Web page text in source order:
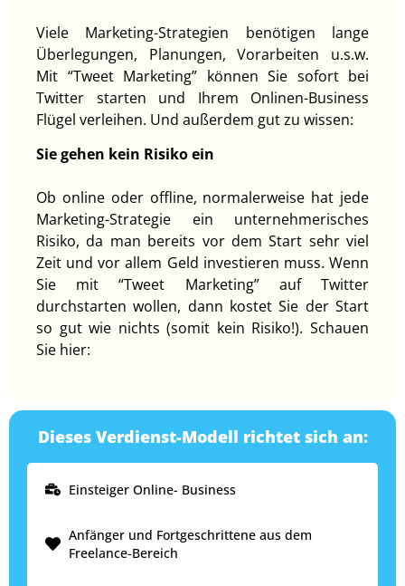
Viele Marketing-Strategien benötigen lange
Überlegungen, Planungen, Vorarbeiten u.s.w.
Mit “Tweet Marketing” können Sie sofort bei
Twitter starten und Ihrem Onlinen-Business
Flügel verleihen. Und außerdem gut zu wissen:
Sie gehen kein Risiko ein
Ob online oder offline, normalerweise hat jede
Marketing-Strategie ein unternehmerisches
Risiko, da man bereits vor dem Start sehr viel
Zeit und vor allem Geld investieren muss. Wenn
Sie mit “Tweet Marketing” auf Twitter
durchstarten wollen, dann kostet Sie der Start
so gut wie nichts (somit kein Risiko!). Schauen
Sie hier:
Dieses Verdienst-Modell richtet sich an:
Einsteiger Online- Business
Anfänger und Fortgeschrittene aus dem
Freelance-Bereich